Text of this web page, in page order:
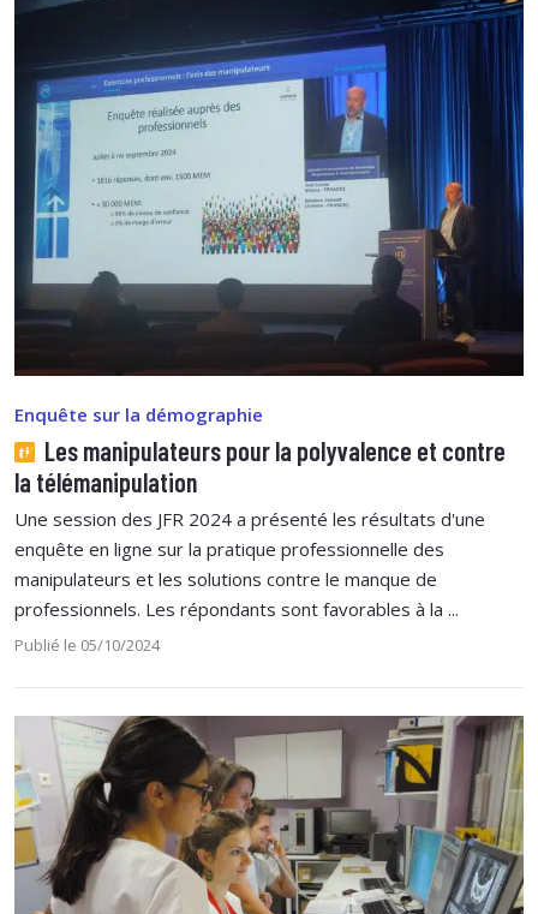
Enquête sur la démographie
Les manipulateurs pour la polyvalence et contre
la télémanipulation
Une session des JFR 2024 a présenté les résultats d'une
enquête en ligne sur la pratique professionnelle des
manipulateurs et les solutions contre le manque de
professionnels. Les répondants sont favorables à la ...
Publié le 05/10/2024